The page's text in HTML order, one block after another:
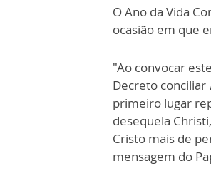
O Ano da Vida
ocasião em que
"Ao convocar
Decreto conciliar
primeiro lugar
desequela
Cristo mais de
mensagem do